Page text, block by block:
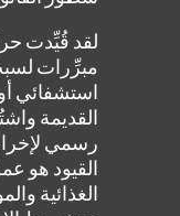
لقد قُيِّدت
مبرِّرات
استشفائي أو
القديمة
رسمي
القيود هو
الغذائية